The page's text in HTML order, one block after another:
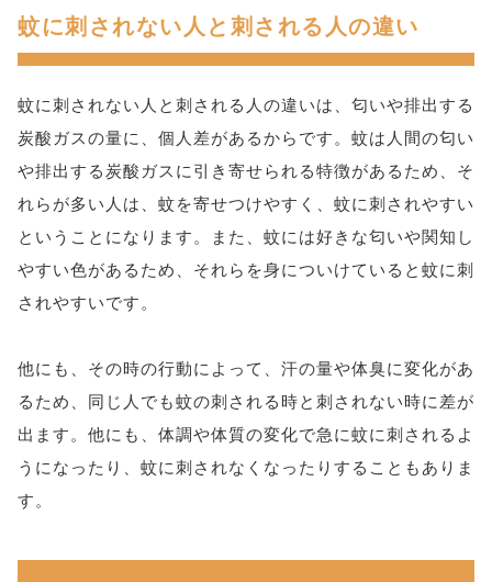
蚊に刺されない人と刺される人の違い
蚊に刺されない人と刺される人の違いは、匂いや排出する
炭酸ガスの量に、個人差があるからです。蚊は人間の匂い
や排出する炭酸ガスに引き寄せられる特徴があるため、そ
れらが多い人は、蚊を寄せつけやすく、蚊に刺されやすい
ということになります。また、蚊には好きな匂いや関知し
やすい色があるため、それらを身についけていると蚊に刺
されやすいです。
他にも、その時の行動によって、汗の量や体臭に変化があ
るため、同じ人でも蚊の刺される時と刺されない時に差が
出ます。他にも、体調や体質の変化で急に蚊に刺されるよ
うになったり、蚊に刺されなくなったりすることもありま
す。